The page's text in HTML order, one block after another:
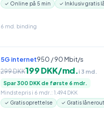
✓ Online på 5 min ✓ Inklusiv gratis
6 md. binding
5G internet950 / 90 Mbit/s
299 DKK199 DKK/md.i 3 md.
Spar 300 DKK de første 6 mdr.
Mindstepris i 6 mdr.: 1.494 DKK
✓ Gratis oprettelse ✓ Gratis